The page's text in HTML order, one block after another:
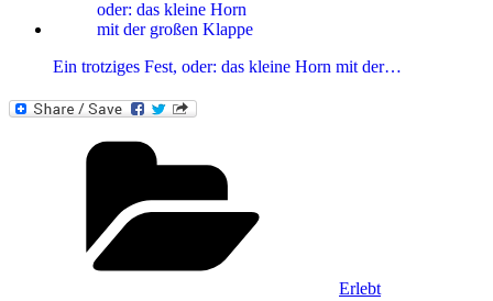
Ein trotziges Fest, oder: das kleine Horn mit der…
Erlebt